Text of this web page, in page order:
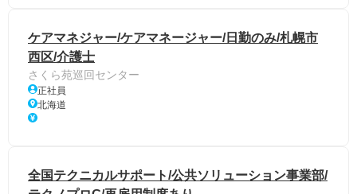
ケアマネジャー/ケアマネージャー/日勤のみ/札幌市
西区/介護士
さくら苑巡回センター
正社員
北海道
全国テクニカルサポート/公共ソリューション事業部/